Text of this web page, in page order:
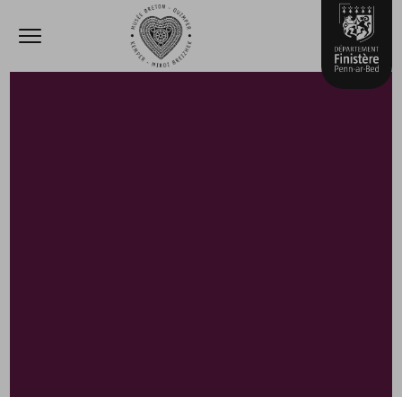
Accèder directement au contenu
Ouvrir le menu